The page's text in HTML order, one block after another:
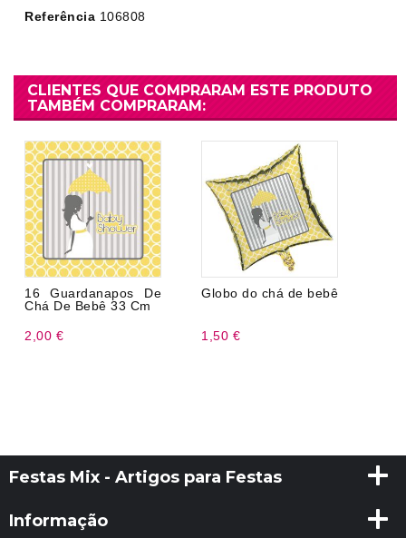
Referência 106808
CLIENTES QUE COMPRARAM ESTE PRODUTO
TAMBÉM COMPRARAM:
16 Guardanapos De
Chá De Bebê 33 Cm
2,00 €
Globo do chá de bebê
1,50 €
Festas Mix - Artigos para Festas
Informação